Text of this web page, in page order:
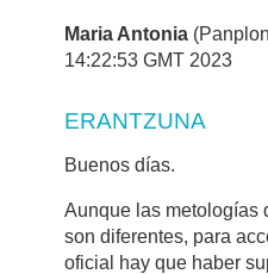
Maria Antonia
14:22:53 GMT 2023
ERANTZUNA
Buenos días.
Aunque las metologías
son diferentes, para
oficial hay que haber